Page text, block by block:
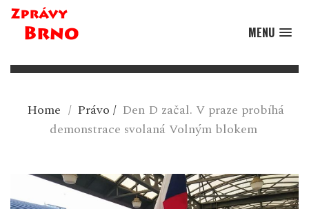
MENU
Home / Právo / Den D začal. V praze probíhá
demonstrace svolaná Volným blokem